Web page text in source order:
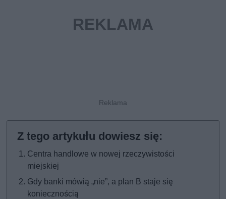
Centra handlowe w nowej rzeczywistości
miejskiej
Gdy banki mówią „nie”, a plan B staje się
koniecznością